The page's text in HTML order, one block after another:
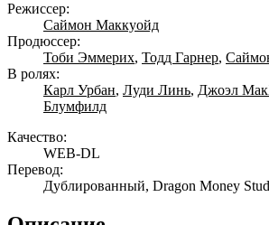
Режиссер:
Саймон Маккуойд
Продюссер:
Тоби Эммерих, Тодд Гарнер,
В ролях:
Карл Урбан, Луди Линь, Джоэл
Блумфилд
Качество:
WEB-DL
Перевод:
Дублированный, Dragon Money